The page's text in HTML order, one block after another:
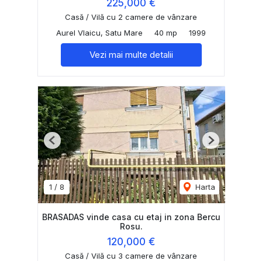
225,000 €
Casă / Vilă cu 2 camere de vânzare
Aurel Vlaicu, Satu Mare
40 mp 1999
Vezi mai multe detalii
1 / 8 Harta
Previous Next
BRASADAS vinde casa cu etaj in zona Bercu
Rosu.
120,000 €
Casă / Vilă cu 3 camere de vânzare